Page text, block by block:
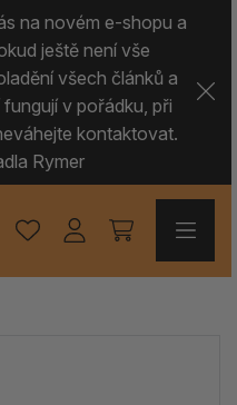
na novém e-shopu a
ještě není vše
všech článků a
v pořádku, při
kontaktovat.
Rymer